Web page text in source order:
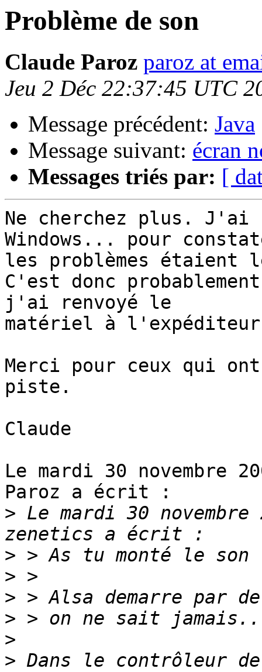
Problème de son
Claude Paroz paroz at
Jeu 2 Déc 22:37:45 UTC
Message précédent: Java
Message suivant: écran
Messages triés par: [
Ne cherchez plus.
Windows... pour
les problèmes étaient
C'est donc
j'ai renvoyé le
matériel à
Merci pour ceux qui
piste.
Claude
Le mardi 30 novembre
Paroz a écrit :
> Le mardi 30
>
>
>
>
>
> Dans le contrôleur